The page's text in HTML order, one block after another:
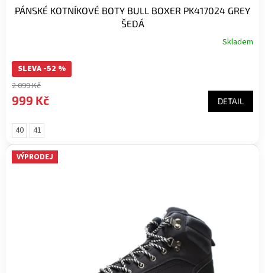
PÁNSKÉ KOTNÍKOVÉ BOTY BULL BOXER PK417024 GREY
ŠEDÁ
Skladem
SLEVA -52 %
2 099 Kč
999 Kč DETAIL
40 41
VÝPRODEJ